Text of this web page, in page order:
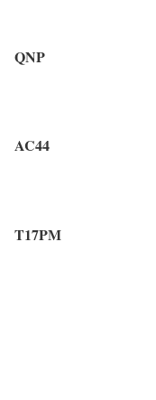
QNP
AC44
T17PM